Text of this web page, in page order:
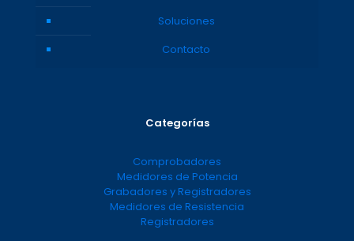
Soluciones
Contacto
Categorías
Comprobadores
Medidores de Potencia
Grabadores y Registradores
Medidores de Resistencia
Registradores